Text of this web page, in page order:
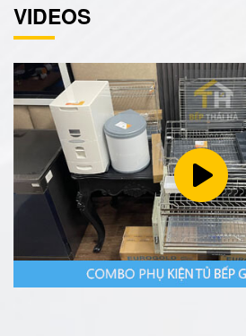
VIDEOS